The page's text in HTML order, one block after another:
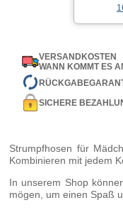
VERSANDKOSTEN
WANN KOMMT ES
SICHERE
Strumpfhosen für
Kombinieren mit jedem
In unserem Shop
mögen, um einen Spaß